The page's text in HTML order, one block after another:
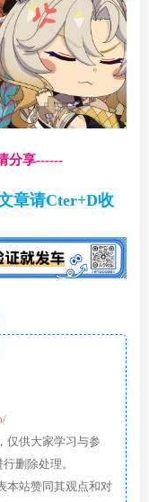
分享------
章请Cter+D收
仅供大家学习与参
删除处理。
本站赞同其观点和对